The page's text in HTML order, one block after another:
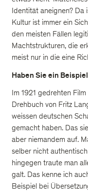
Identität aneignen? Da
Kultur ist immer ein
den meisten Fällen
Machtstrukturen, die
meist nur in die eine
Haben Sie ein
Im 1921 gedrehten
Drehbuch von Fritz
weissen deutschen
gemacht haben. Das
aber niemandem auf.
selber nicht
hingegen traute man
galt. Das kenne ich
Beispiel bei